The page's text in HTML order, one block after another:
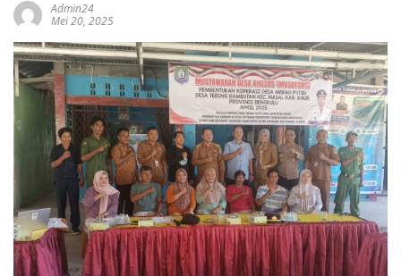
Admin24
Mei 20, 2025